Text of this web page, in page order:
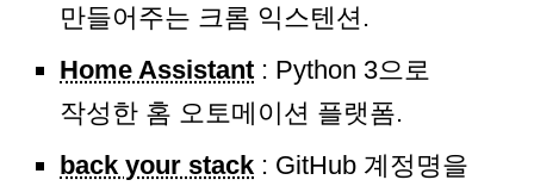
만들어주는 크롬 익스텐션.
Home Assistant : Python 3으로
작성한 홈 오토메이션 플랫폼.
back your stack : GitHub 계정명을